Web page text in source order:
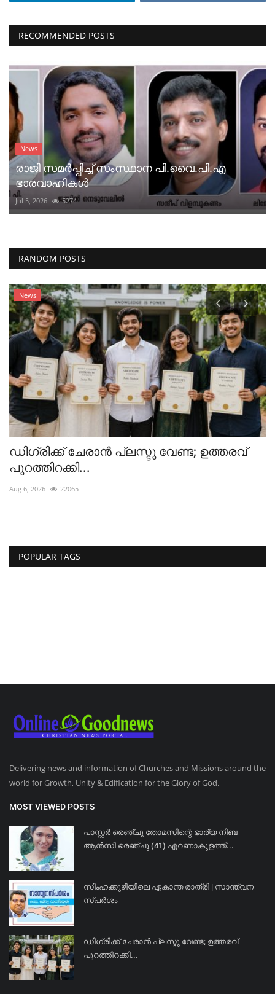
RECOMMENDED POSTS
News
രാജി സമർപ്പിച്ച് സംസ്ഥാന പി.വൈ.പി.എ
ഭാരവാഹികൾ
Jul 5, 2026 5274
RANDOM POSTS
News
ഡിഗ്രിക്ക് ചേരാന്‍ പ്ലസ്ടു വേണ്ട; ഉത്തരവ്
പുറത്തിറക്കി...
Aug 6, 2026 22065
POPULAR TAGS
Delivering news and information of Churches and Missions around the
world for Growth, Unity & Edification for the Glory of God.
MOST VIEWED POSTS
പാസ്റ്റർ രെഞ്ചു തോമസിന്റെ ഭാര്യ നിബ
ആൻസി രെഞ്ചു (41) എറണാകുളത്ത്...
സിംഹക്കുഴിയിലെ ഏകാന്ത രാത്രി | സാന്ത്വന
സ്പർശം
ഡിഗ്രിക്ക് ചേരാന്‍ പ്ലസ്ടു വേണ്ട; ഉത്തരവ്
പുറത്തിറക്കി...